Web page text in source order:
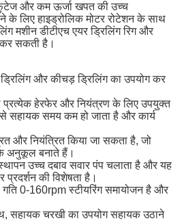
फुटेज और कम ऊर्जा खपत की उच्च
के लिए हाइड्रोलिक मोटर रोटेशन के साथ
मशीन डीटीएच एयर ड्रिलिंग रिग और
कर सकती है।
ड्रिलिंग और कीचड़ ड्रिलिंग का उपयोग कर
हेरफेर और नियंत्रण के लिए उपयुक्त
समय कम हो जाता है और कार्य
और नियंत्रित किया जा सकता है, जो
अनुकूल बनाते हैं।
उच्च दबाव सवार पंप चलाता है और यह
की विशेषता है।
गति 0-160rpm स्टीयरिंग समायोजन है और
सहायक चरखी का उपयोग सहायक उठाने